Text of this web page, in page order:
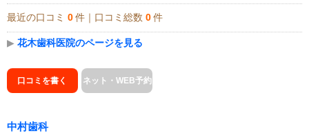
最近の口コミ 0 件｜口コミ総数 0 件
▶ 花木歯科医院のページを見る
口コミを書く ネット・WEB予約
中村歯科